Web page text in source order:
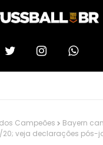
Campeões
Bayern
20; veja declarações pós-